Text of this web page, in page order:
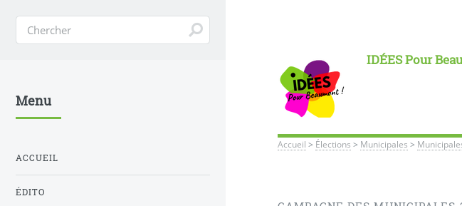
IDÉES Pour
Accueil > Élections > Municipales >
Menu
ACCUEIL
ÉDITO